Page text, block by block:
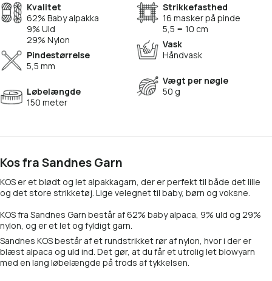
Kvalitet
62% Baby alpakka
9% Uld
29% Nylon
Pindestørrelse
5,5 mm
Løbelængde
150 meter
Strikkefasthed
16 masker på pinde
5,5 = 10 cm
Vask
Håndvask
Vægt per nøgle
50 g
Kos fra Sandnes Garn
KOS er et blødt og let alpakkagarn, der er perfekt til både det lille
og det store strikketøj. Lige velegnet til baby, børn og voksne.
KOS fra Sandnes Garn består af 62% baby alpaca, 9% uld og 29%
nylon, og er et let og fyldigt garn.
Sandnes KOS består af et rundstrikket rør af nylon, hvor i der er
blæst alpaca og uld ind. Det gør, at du får et utrolig let blowyarn
med en lang løbelængde på trods af tykkelsen.